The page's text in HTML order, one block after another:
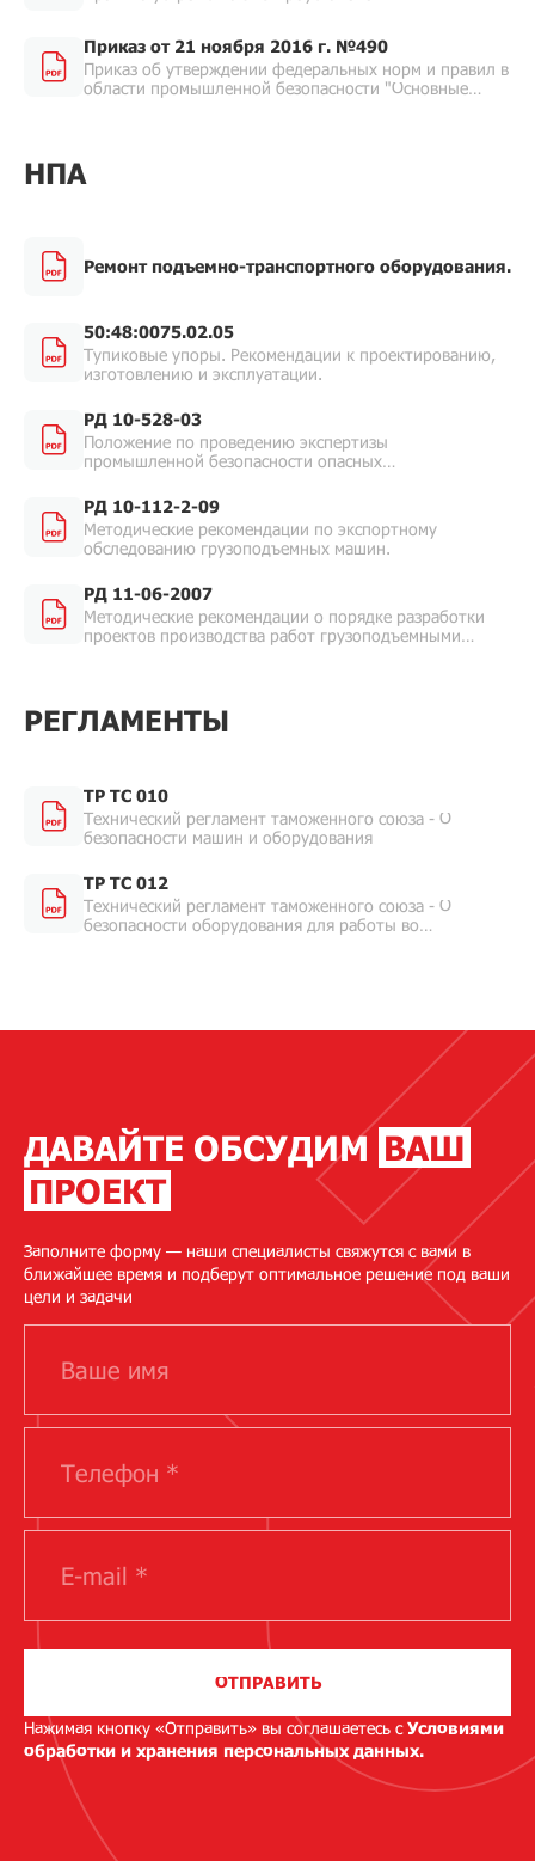
Приказ от 21 ноября 2016 г. №490
Приказ об утверждении федеральных норм и правил в
области промышленной безопасности "Основные
НПА
Ремонт подъемно-транспортного оборудования.
50:48:0075.02.05
Тупиковые упоры. Рекомендации к проектированию,
изготовлению и эксплуатации.
РД 10-528-03
Положение по проведению экспертизы
промышленной безопасности опасных
используются подъемные сооружения.
РД 10-112-2-09
Методические рекомендации по экспортному
обследованию грузоподъемных машин.
РД 11-06-2007
Методические рекомендации о порядке разработки
проектов производства работ грузоподъемными
РЕГЛАМЕНТЫ
ТР ТС 010
Технический регламент таможенного союза - О
безопасности машин и оборудования
ТР ТС 012
Технический регламент таможенного союза - О
безопасности оборудования для работы во
ДАВАЙТЕ ОБСУДИМ ВАШ
ПРОЕКТ
Заполните форму — наши специалисты свяжутся с вами в
ближайшее время и подберут оптимальное решение под ваши
цели и задачи
ОТПРАВИТЬ
Нажимая кнопку «Отправить» вы соглашаетесь сУсловиями
обработки и хранения персональных данных.